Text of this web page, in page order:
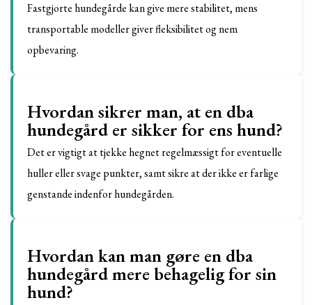
Fastgjorte hundegårde kan give mere stabilitet, mens
transportable modeller giver fleksibilitet og nem
opbevaring.
Hvordan sikrer man, at en dba
hundegård er sikker for ens hund?
Det er vigtigt at tjekke hegnet regelmæssigt for eventuelle
huller eller svage punkter, samt sikre at der ikke er farlige
genstande indenfor hundegården.
Hvordan kan man gøre en dba
hundegård mere behagelig for sin
hund?